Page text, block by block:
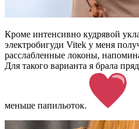
Кроме интенсивно кудрявой
электробигуди Vitek у меня
расслабленные локоны,
Для такого варианта я брала
меньше папильоток.